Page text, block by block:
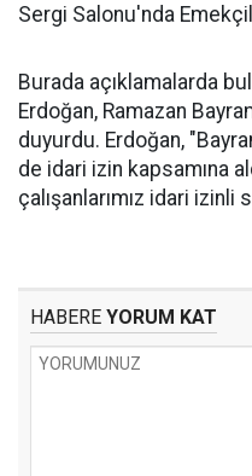
Sergi Salonu'nda
Burada açıklamalarda
Erdoğan, Ramazan
duyurdu. Erdoğan,
de idari izin kapsamına
çalışanlarımız idari izinli
HABERE YORUM KAT